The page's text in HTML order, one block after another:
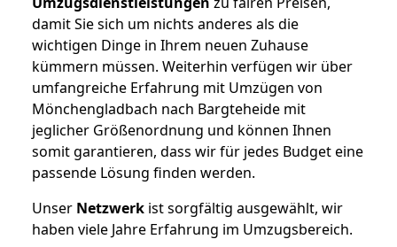
damit Sie sich um nichts anderes als die
wichtigen Dinge in Ihrem neuen Zuhause
kümmern müssen. Weiterhin verfügen wir über
umfangreiche Erfahrung mit Umzügen von
Mönchengladbach nach Bargteheide mit
jeglicher Größenordnung und können Ihnen
somit garantieren, dass wir für jedes Budget eine
passende Lösung finden werden.
Unser Netzwerk ist sorgfältig ausgewählt, wir
haben viele Jahre Erfahrung im Umzugsbereich.